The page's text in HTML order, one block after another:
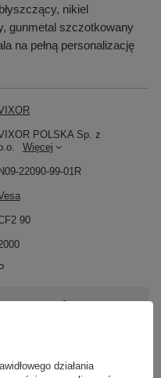
nikiel
gunmetal szczotkowany
na pełną personalizację
POLSKA Sp. z
Więcej
N09-22090-99-01R
90
P
pytania?
działania